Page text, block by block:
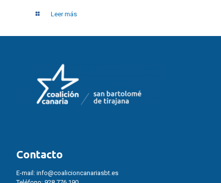
Leer más
Contacto
E-mail: info@coalicioncanariasbt.es